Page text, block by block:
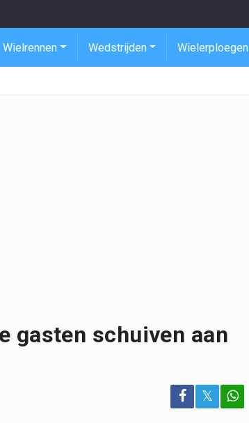
Wielrennen Wedstrijden Wielerploegen
gasten schuiven aan
𝕏